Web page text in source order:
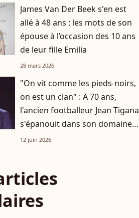
James Van Der Beek s'en est
allé à 48 ans : les mots de son
épouse à l’occasion des 10 ans
de leur fille Emilia
28 mars 2026
"On vit comme les pieds-noirs,
on est un clan" : A 70 ans,
l'ancien footballeur Jean Tigana
s'épanouit dans son domaine
viticole du Sud de la France
12 juin 2026